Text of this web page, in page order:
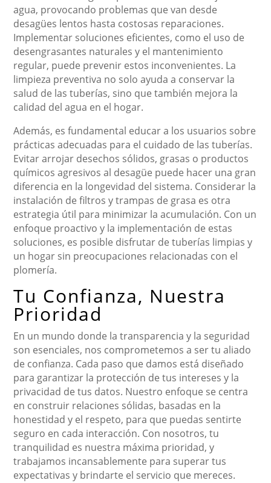
agua, provocando problemas que van desde
desagües lentos hasta costosas reparaciones.
Implementar soluciones eficientes, como el uso de
desengrasantes naturales y el mantenimiento
regular, puede prevenir estos inconvenientes. La
limpieza preventiva no solo ayuda a conservar la
salud de las tuberías, sino que también mejora la
calidad del agua en el hogar.
Además, es fundamental educar a los usuarios sobre
prácticas adecuadas para el cuidado de las tuberías.
Evitar arrojar desechos sólidos, grasas o productos
químicos agresivos al desagüe puede hacer una gran
diferencia en la longevidad del sistema. Considerar la
instalación de filtros y trampas de grasa es otra
estrategia útil para minimizar la acumulación. Con un
enfoque proactivo y la implementación de estas
soluciones, es posible disfrutar de tuberías limpias y
un hogar sin preocupaciones relacionadas con el
plomería.
Tu Confianza, Nuestra
Prioridad
En un mundo donde la transparencia y la seguridad
son esenciales, nos comprometemos a ser tu aliado
de confianza. Cada paso que damos está diseñado
para garantizar la protección de tus intereses y la
privacidad de tus datos. Nuestro enfoque se centra
en construir relaciones sólidas, basadas en la
honestidad y el respeto, para que puedas sentirte
seguro en cada interacción. Con nosotros, tu
tranquilidad es nuestra máxima prioridad, y
trabajamos incansablemente para superar tus
expectativas y brindarte el servicio que mereces.